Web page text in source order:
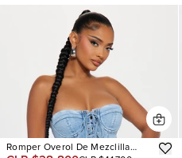
Romper Overol De Mezclilla